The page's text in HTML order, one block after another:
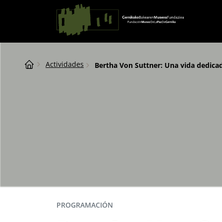
Saltar al contingut
Navegación principal
Breadcrumb
Actividades Bertha Von Suttner: Una vida
PROGRAMACIÓN